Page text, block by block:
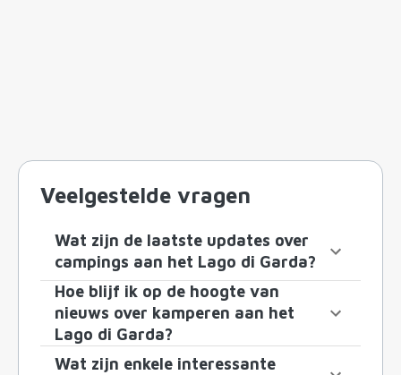
Veelgestelde vragen
Wat zijn de laatste updates over
campings aan het Lago di Garda?
Hoe blijf ik op de hoogte van
nieuws over kamperen aan het
Lago di Garda?
Wat zijn enkele interessante